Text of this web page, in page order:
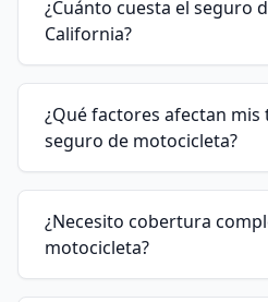
¿Cuánto cuesta el seguro
California?
¿Qué factores afectan mis
seguro de motocicleta?
¿Necesito cobertura
motocicleta?